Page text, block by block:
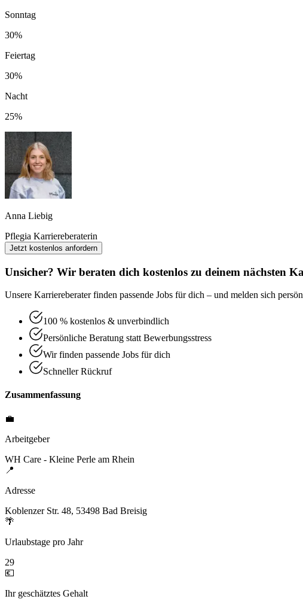
Sonntag
30%
Feiertag
30%
Nacht
25%
Anna Liebig
Pflegia Karriereberaterin
Jetzt kostenlos anfordern
Unsicher? Wir beraten dich kostenlos zu deinem nächsten
Unsere Karriereberater finden passende Jobs für dich – und melden sich
100 % kostenlos & unverbindlich
Persönliche Beratung statt Bewerbungsstress
Wir finden passende Jobs für dich
Schneller Rückruf
Zusammenfassung
💼
Arbeitgeber
WH Care - Kleine Perle am Rhein
📍
Adresse
Koblenzer Str. 48, 53498 Bad Breisig
🌴
Urlaubstage pro Jahr
29
💶
Ihr geschätztes Gehalt